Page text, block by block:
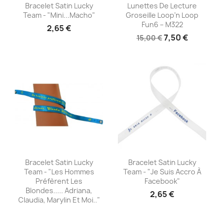
Aperçu rapide
Bracelet Satin Lucky
Team - "Mini...Macho"
2,65 €
Aperçu rapide
Lunettes De Lecture
Groseille Loop’n Loop
Fun6 – M322
15,00 €7,50 €
Aperçu rapide
Bracelet Satin Lucky
Team - "Les Hommes
Préfèrent Les
Blondes..... Adriana,
Claudia, Marylin Et Moi.."
Aperçu rapide
Bracelet Satin Lucky
Team - "je Suis Accro À
Facebook"
2,65 €